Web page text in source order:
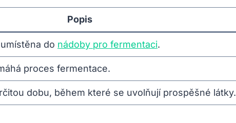
Popis
do nádoby pro fermentaci.
proces fermentace.
dobu, během které se uvolňují prospěšné látky.